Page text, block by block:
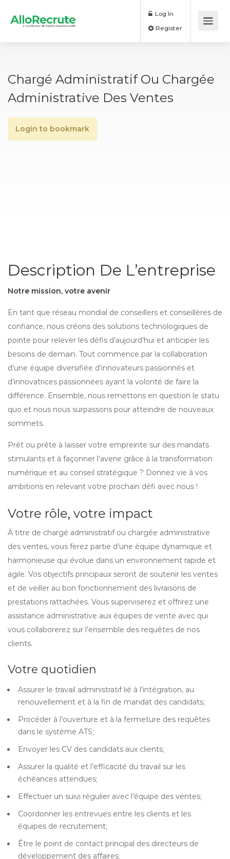
Log In
Chargé Administratif Ou Chargée
Administrative Des Ventes
Login to bookmark
Description De L’entreprise
Notre mission, votre avenir
En tant que réseau mondial de conseillers et conseillères de
confiance, nous créons des solutions technologiques de
pointe pour relever les défis d’aujourd’hui et anticiper les
besoins de demain. Tout commence par la collaboration
d’une équipe diversifiée d’innovateurs passionnés et
d’innovatrices passionnées ayant la volonté de faire la
différence. Ensemble, nous remettons en question le statu
quo et nous nous surpassons pour atteindre de nouveaux
sommets.
Prêt ou prête à laisser votre empreinte sur des mandats
stimulants et à façonner l’avenir grâce à la transformation
numérique et au conseil stratégique ? Donnez vie à vos
ambitions en relevant votre prochain défi avec nous !
Votre rôle, votre impact
À titre de chargé administratif ou chargée administrative
des ventes, vous ferez partie d’une équipe dynamique et
harmonieuse qui évolue dans un environnement rapide et
agile. Vos objectifs principaux seront de soutenir les ventes
et de veiller au bon fonctionnement des livraisons de
prestations rattachées. Vous superviserez et offrirez une
assistance administrative aux équipes de vente avec qui
vous collaborerez sur l’ensemble des requêtes de nos
clients.
Votre quotidien
Assurer le travail administratif lié à l’intégration, au
renouvellement et à la fin de mandat des candidats;
Procéder à l’ouverture et à la fermeture des requêtes
dans le système ATS;
Envoyer les CV des candidats aux clients;
Assurer la qualité et l’efficacité du travail sur les
échéances attendues;
Effectuer un suivi régulier avec l’équipe des ventes;
Coordonner les entrevues entre les clients et les
équipes de recrutement;
Être le point de contact principal des directeurs de
développement des affaires;